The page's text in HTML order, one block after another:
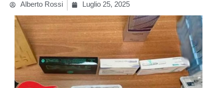
Alberto Rossi Luglio 25, 2025